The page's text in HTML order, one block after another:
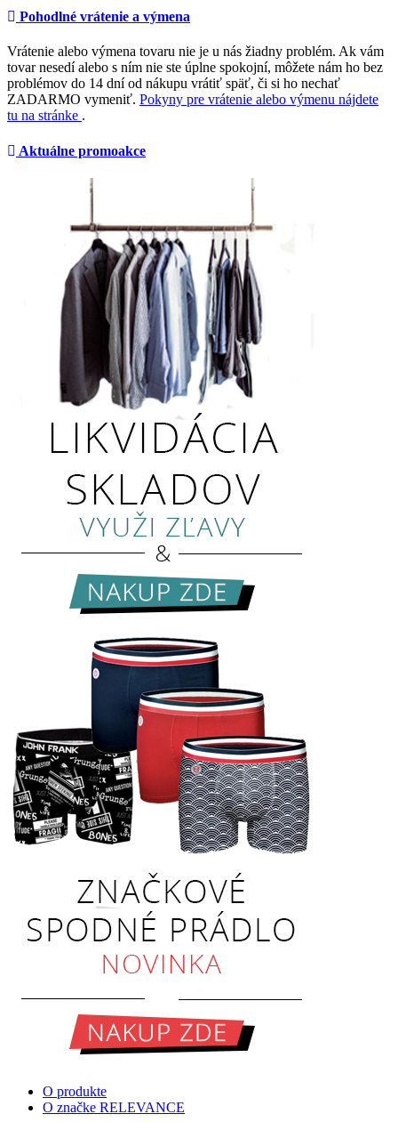
Pohodlné vrátenie a výmena
Vrátenie alebo výmena tovaru nie je u nás žiadny problém. Ak vám
tovar nesedí alebo s ním nie ste úplne spokojní, môžete nám ho bez
problémov do 14 dní od nákupu vrátiť späť, či si ho nechať
ZADARMO vymeniť. Pokyny pre vrátenie alebo výmenu nájdete
tu na stránke .
Aktuálne promoakce
O produkte
O značke RELEVANCE